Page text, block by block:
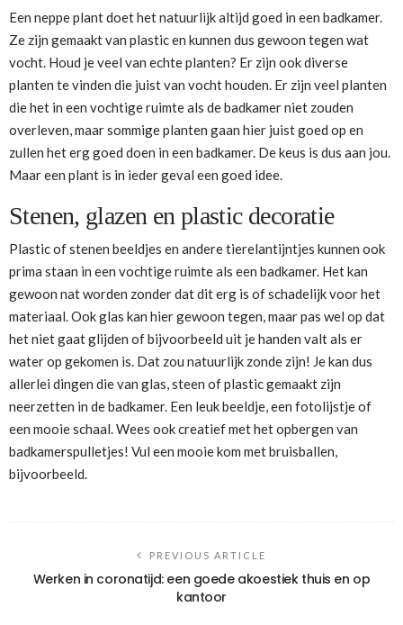
Een neppe plant doet het natuurlijk altijd goed in een badkamer.
Ze zijn gemaakt van plastic en kunnen dus gewoon tegen wat
vocht. Houd je veel van echte planten? Er zijn ook diverse
planten te vinden die juist van vocht houden. Er zijn veel planten
die het in een vochtige ruimte als de badkamer niet zouden
overleven, maar sommige planten gaan hier juist goed op en
zullen het erg goed doen in een badkamer. De keus is dus aan jou.
Maar een plant is in ieder geval een goed idee.
Stenen, glazen en plastic decoratie
Plastic of stenen beeldjes en andere tierelantijntjes kunnen ook
prima staan in een vochtige ruimte als een badkamer. Het kan
gewoon nat worden zonder dat dit erg is of schadelijk voor het
materiaal. Ook glas kan hier gewoon tegen, maar pas wel op dat
het niet gaat glijden of bijvoorbeeld uit je handen valt als er
water op gekomen is. Dat zou natuurlijk zonde zijn! Je kan dus
allerlei dingen die van glas, steen of plastic gemaakt zijn
neerzetten in de badkamer. Een leuk beeldje, een fotolijstje of
een mooie schaal. Wees ook creatief met het opbergen van
badkamerspulletjes! Vul een mooie kom met bruisballen,
bijvoorbeeld.
PREVIOUS ARTICLE
Werken in coronatijd: een goede akoestiek thuis en op
kantoor